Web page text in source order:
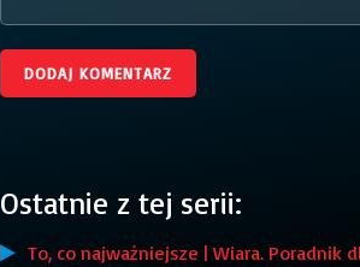
Ostatnie z tej serii:
To, co najważniejsze | Wiara. Poradnik